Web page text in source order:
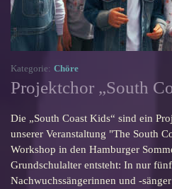
Kategorie: Chöre
Projektchor „South
Die „South Coast Kids“ sind ein
unserer Veranstaltung "The South
Workshop in den Hamburger
Grundschulalter entsteht: In nur
Nachwuchssängerinnen und -